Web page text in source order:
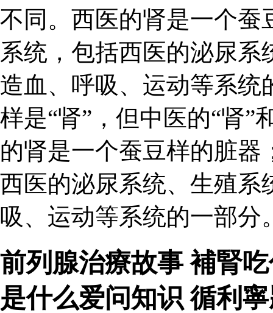
不同。西医的肾是一个蚕
系统，包括西医的泌尿
造血、呼吸、运动等系统
样是“肾”，但中医的“肾”
的肾是一个蚕豆样的脏
西医的泌尿系统、生殖系
吸、运动等系统的一部分
前列腺治療故事 補腎
是什么爱问知识 循利